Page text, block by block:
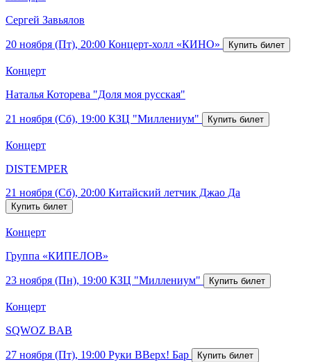
Сергей Завьялов
20 ноября (Пт), 20:00 Концерт-холл «КИНО»
Концерт
Наталья Которева "Доля моя русская"
21 ноября (Сб), 19:00 КЗЦ "Миллениум"
Концерт
DISTEMPER
21 ноября (Сб), 20:00 Китайский летчик Джао Да
Концерт
Группа «КИПЕЛОВ»
23 ноября (Пн), 19:00 КЗЦ "Миллениум"
Концерт
SQWOZ BAB
27 ноября (Пт), 19:00 Руки ВВерх! Бар